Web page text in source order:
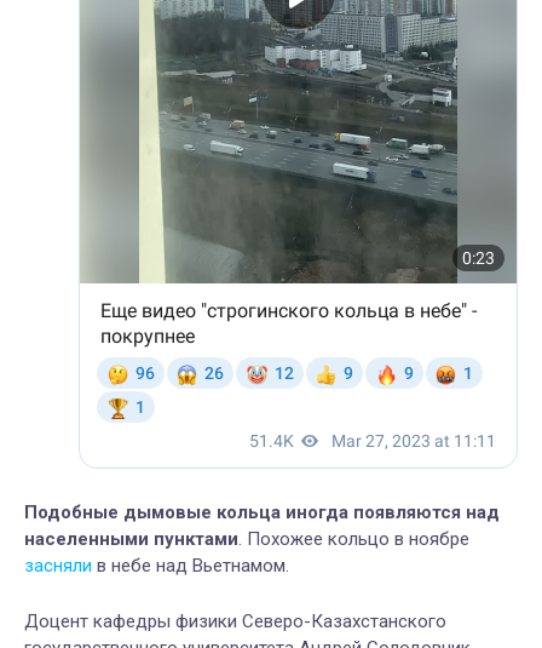
Подобные дымовые кольца иногда появляются над
населенными пунктами. Похожее кольцо в ноябре
засняли в небе над Вьетнамом.
Доцент кафедры физики Северо-Казахстанского